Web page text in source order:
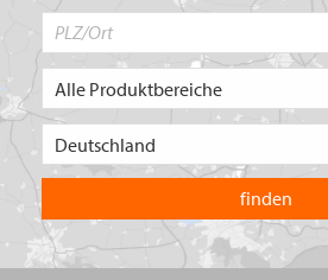
in
welchem
Land
Sie
suchen